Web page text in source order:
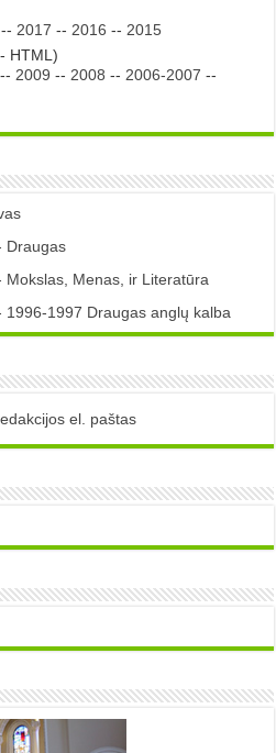
-- 2017 -- 2016 -- 2015
HTML)
-- 2009 -- 2008 -- 2006-2007 --
Draugas
Mokslas, Menas, ir Literatūra
1996-1997 Draugas anglų kalba
el. paštas